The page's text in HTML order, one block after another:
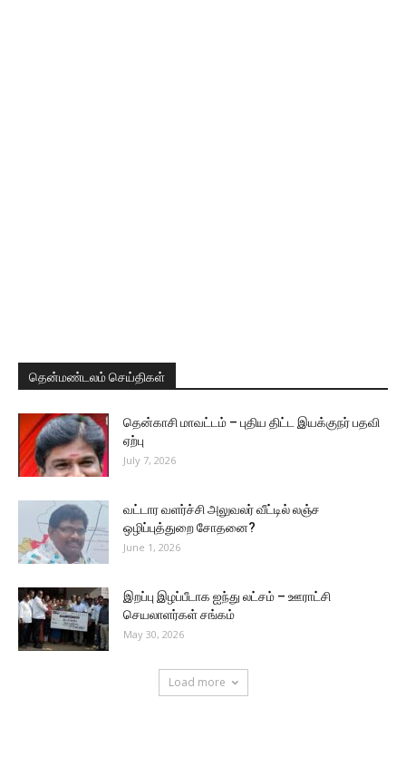
தென்மண்டலம் செய்திகள்
தென்காசி மாவட்டம் – புதிய திட்ட இயக்குநர் பதவி
ஏற்பு
July 7, 2026
வட்டார வளர்ச்சி அலுவலர் வீட்டில் லஞ்ச
ஒழிப்புத்துறை சோதனை?
June 1, 2026
இறப்பு இழப்பீடாக ஐந்து லட்சம் – ஊராட்சி
செயலாளர்கள் சங்கம்
May 30, 2026
Load more